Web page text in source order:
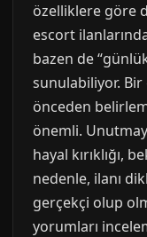
özelliklere göre
escort
bazen de
sunulabiliyor.
önceden
önemli.
hayal kırıklığı,
nedenle, ilanı
gerçekçi olup
yorumları